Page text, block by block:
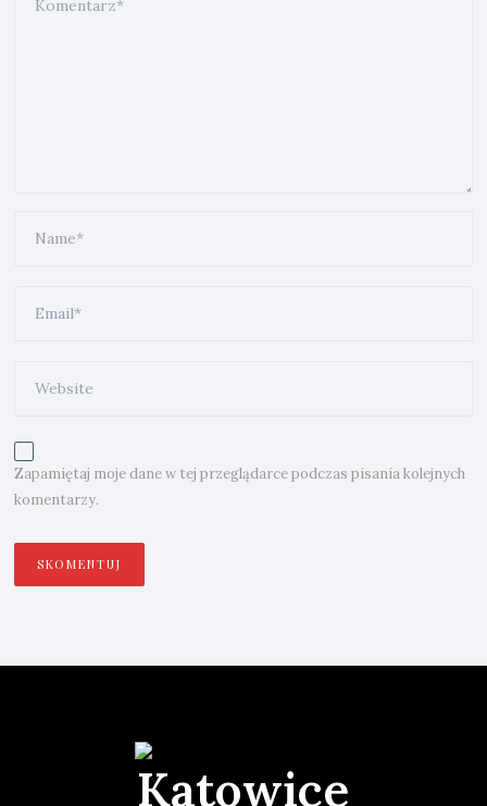
Zapamiętaj moje dane w tej przeglądarce podczas pisania kolejnych
komentarzy.